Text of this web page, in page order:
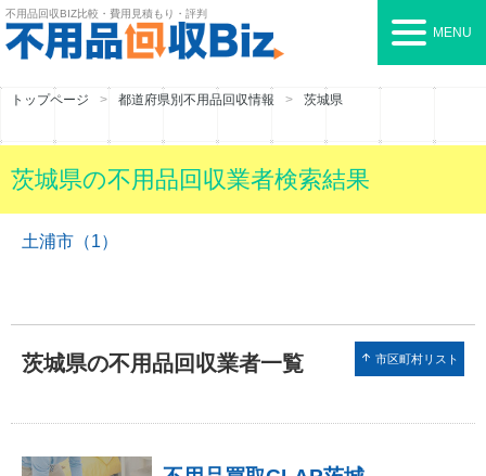
不用品回収BIZ比較・費用見積もり・評判
MENU
トップページ 都道府県別不用品回収情報 茨城県
茨城県の不用品回収業者検索結果
土浦市（1）
茨城県の不用品回収業者一覧 arrow_upward 市区町村リスト